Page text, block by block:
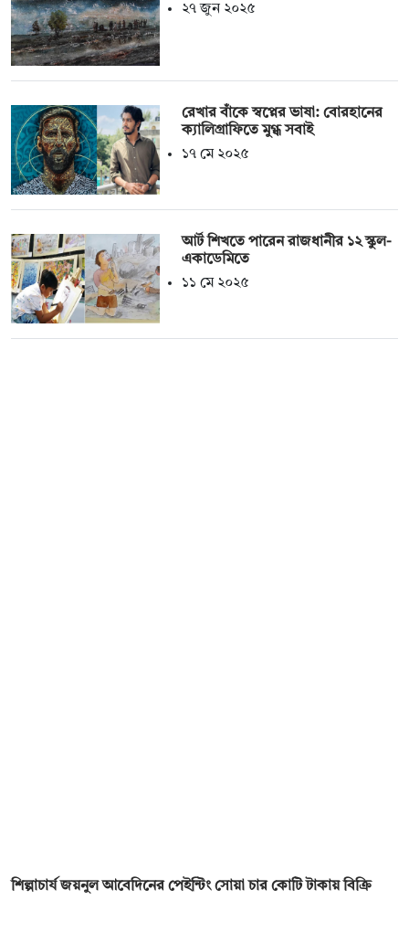
২৭ জুন ২০২৫
রেখার বাঁকে স্বপ্নের ভাষা: বোরহানের
ক্যালিগ্রাফিতে মুগ্ধ সবাই
১৭ মে ২০২৫
আর্ট শিখতে পারেন রাজধানীর ১২ স্কুল-
একাডেমিতে
১১ মে ২০২৫
শিল্পাচার্য জয়নুল আবেদিনের পেইন্টিং সোয়া চার কোটি টাকায় বিক্রি